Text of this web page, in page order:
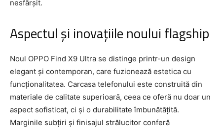
nesfârșit.
Aspectul și inovațiile noului flagship
Noul OPPO Find X9 Ultra se distinge printr-un design
elegant și contemporan, care fuzionează estetica cu
funcționalitatea. Carcasa telefonului este construită din
materiale de calitate superioară, ceea ce oferă nu doar un
aspect sofisticat, ci și o durabilitate îmbunătățită.
Marginile subțiri și finisajul strălucitor conferă